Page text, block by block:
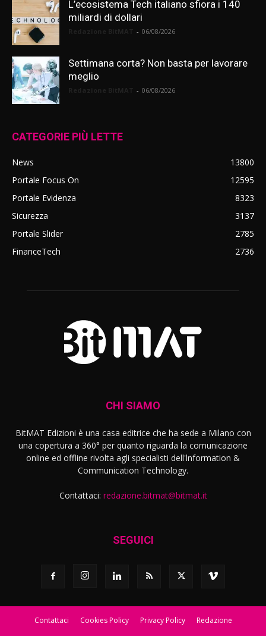
L’ecosistema Tech italiano sfiora i 140
miliardi di dollari
- 06/08/2026
Settimana corta? Non basta per lavorare
meglio
- 06/08/2026
CATEGORIE PIÙ LETTE
News
13800
Portale Focus On
12595
Portale Evidenza
8323
Sicurezza
3137
Portale Slider
2785
FinanceTech
2736
CHI SIAMO
BitMAT Edizioni è una casa editrice che ha sede a Milano con
una copertura a 360° per quanto riguarda la comunicazione
online ed offline rivolta agli specialisti dell'lnformation &
Communication Technology.
Contattaci: redazione.bitmat@bitmat.it
SEGUICI
Contattaci Cookies Policy Privacy Policy Redazione